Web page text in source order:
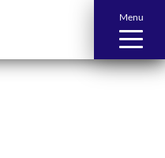
Menu